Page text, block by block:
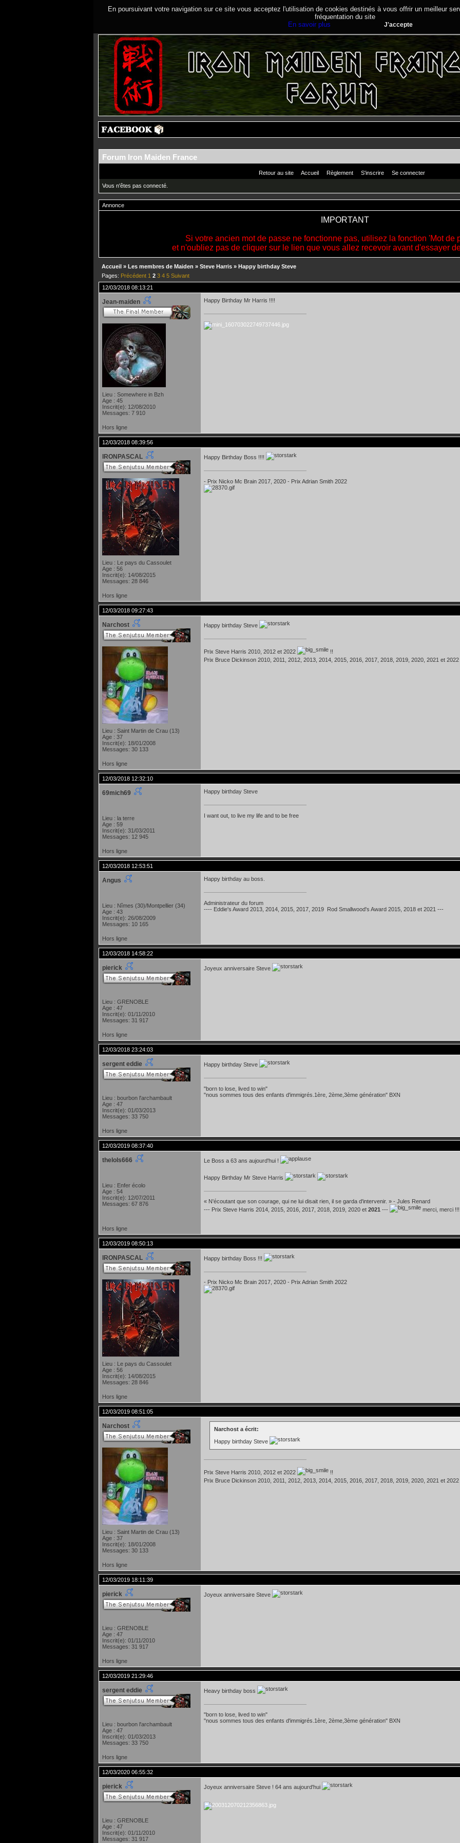
En poursuivant votre navigation sur ce site vous acceptez l'utilisation de cookies destinés à vous offrir un meilleur
fréquentation du site
En savoir plus
J'accepte
Forum Iron Maiden France
Retour au site Accueil Règlement S'inscrire Se connecter
Vous n'êtes pas connecté.
Annonce
IMPORTANT
Si votre ancien mot de passe ne fonctionne pas, utilisez la fonction 'Mot de
et n'oubliez pas de cliquer sur le lien que vous allez recevoir avant d'essayer
Accueil » Les membres de Maiden » Steve Harris » Happy birthday Steve
Pages: Précédent 1 2 3 4 5 Suivant
12/03/2018 08:13:21
Jean-maiden
Lieu : Somewhere in Bzh
Age : 45
Inscrit(e): 12/08/2010
Messages: 7 910
Happy Birthday Mr Harris !!!!
Hors ligne
12/03/2018 08:39:56
IRONPASCAL
Lieu : Le pays du Cassoulet
Age : 56
Inscrit(e): 14/08/2015
Messages: 28 846
Happy Birthday Boss !!!!
- Prix Nicko Mc Brain 2017, 2020 - Prix Adrian Smith 2022
Hors ligne
12/03/2018 09:27:43
Narchost
Lieu : Saint Martin de Crau (13)
Age : 37
Inscrit(e): 18/01/2008
Messages: 30 133
Happy birthday Steve
Prix Steve Harris 2010, 2012 et 2022
!!
Prix Bruce Dickinson 2010, 2011, 2012, 2013, 2014, 2015, 2016, 2017, 2018, 2019, 2020, 2021 et 2022
Hors ligne
12/03/2018 12:32:10
69mich69
Lieu : la terre
Age : 59
Inscrit(e): 31/03/2011
Messages: 12 945
Happy birthday Steve
I want out, to live my life and to be free
Hors ligne
12/03/2018 12:53:51
Angus
Lieu : Nîmes (30)/Montpellier (34)
Age : 43
Inscrit(e): 26/08/2009
Messages: 10 165
Happy birthday au boss.
Administrateur du forum
---- Eddie's Award 2013, 2014, 2015, 2017, 2019 Rod Smallwood's Award 2015, 2018 et 2021 ---
Hors ligne
12/03/2018 14:58:22
pierick
Lieu : GRENOBLE
Age : 47
Inscrit(e): 01/11/2010
Messages: 31 917
Joyeux anniversaire Steve
Hors ligne
12/03/2018 23:24:03
sergent eddie
Lieu : bourbon l'archambault
Age : 47
Inscrit(e): 01/03/2013
Messages: 33 750
Happy birthday Steve
"born to lose, lived to win"
"nous sommes tous des enfants d'immigrés.1ère, 2ème,3ème génération" BXN
Hors ligne
12/03/2019 08:37:40
thelols666
Lieu : Enfer écolo
Age : 54
Inscrit(e): 12/07/2011
Messages: 67 876
Le Boss a 63 ans aujourd'hui !
Happy Birthday Mr Steve Harris
« N'écoutant que son courage, qui ne lui disait rien, il se garda d'intervenir. » - Jules Renard
--- Prix Steve Harris 2014, 2015, 2016, 2017, 2018, 2019, 2020 et 2021 --- merci, merci !!!
Hors ligne
12/03/2019 08:50:13
IRONPASCAL
Lieu : Le pays du Cassoulet
Age : 56
Inscrit(e): 14/08/2015
Messages: 28 846
Happy birthday Boss !!!
- Prix Nicko Mc Brain 2017, 2020 - Prix Adrian Smith 2022
Hors ligne
12/03/2019 08:51:05
Narchost
Lieu : Saint Martin de Crau (13)
Age : 37
Inscrit(e): 18/01/2008
Messages: 30 133
Narchost a écrit:
Happy birthday Steve
Prix Steve Harris 2010, 2012 et 2022
!!
Prix Bruce Dickinson 2010, 2011, 2012, 2013, 2014, 2015, 2016, 2017, 2018, 2019, 2020, 2021 et 2022
Hors ligne
12/03/2019 18:11:39
pierick
Lieu : GRENOBLE
Age : 47
Inscrit(e): 01/11/2010
Messages: 31 917
Joyeux anniversaire Steve
Hors ligne
12/03/2019 21:29:46
sergent eddie
Lieu : bourbon l'archambault
Age : 47
Inscrit(e): 01/03/2013
Messages: 33 750
Heavy birthday boss
"born to lose, lived to win"
"nous sommes tous des enfants d'immigrés.1ère, 2ème,3ème génération" BXN
Hors ligne
12/03/2020 06:55:32
pierick
Lieu : GRENOBLE
Age : 47
Inscrit(e): 01/11/2010
Messages: 31 917
Joyeux anniversaire Steve ! 64 ans aujourd'hui